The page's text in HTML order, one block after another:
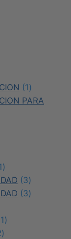
11
producto
PARA
1
producto
33
productos
33
11
2